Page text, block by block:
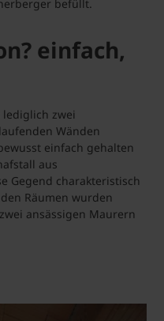
befüllt.
einfach,
zwei
Wänden
einfach gehalten
aus
Gegend charakteristisch
Räumen wurden
ansässigen Maurern